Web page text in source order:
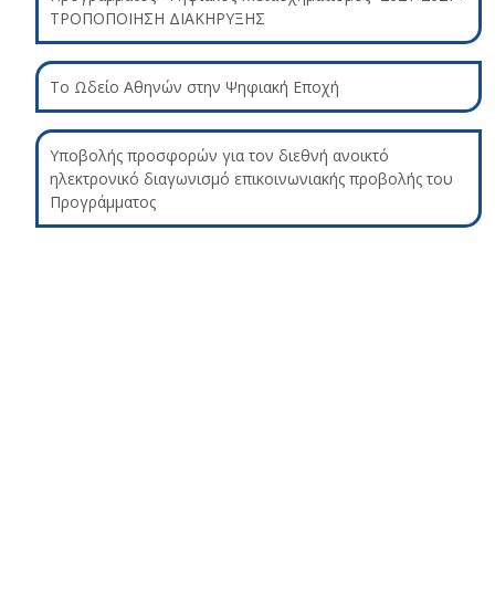
ΤΡΟΠΟΠΟΙΗΣΗ ΔΙΑΚΗΡΥΞΗΣ
Το Ωδείο Αθηνών στην Ψηφιακή Εποχή
Υποβολής προσφορών για τον διεθνή ανοικτό
ηλεκτρονικό διαγωνισμό επικοινωνιακής προβολής του
Προγράμματος